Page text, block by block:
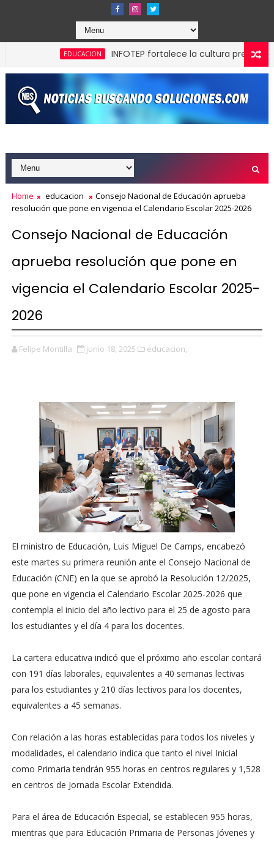
EDUCACION
INFOTEP fortalece la cultura preventiva y
crediticia AAA.do de Moody's Local RD con
Home educacion
Consejo Nacional de Educación aprueba
resolución que pone en vigencia el Calendario Escolar 2025-2026
Consejo Nacional de Educación
aprueba resolución que pone en
vigencia el Calendario Escolar 2025-
2026
Felipe Montilla junio 18, 2025 educacion,
El ministro de Educación, Luis Miguel De Camps, encabezó
este martes su primera reunión ante el Consejo Nacional de
Educación (CNE) en la que se aprobó la Resolución 12/2025,
que pone en vigencia el Calendario Escolar 2025-2026 que
contempla el inicio del año lectivo para el 25 de agosto para
los estudiantes y el día 4 para los docentes.
La cartera educativa indicó que el próximo año escolar contará
con 191 días laborales, equivalentes a 40 semanas lectivas
para los estudiantes y 210 días lectivos para los docentes,
equivalentes a 45 semanas.
Con relación a las horas establecidas para todos los niveles y
modalidades, el calendario indica que tanto el nivel Inicial
como Primaria tendrán 955 horas en centros regulares y 1,528
en centros de Jornada Escolar Extendida.
Para el área de Educación Especial, se establecen 955 horas,
mientras que para Educación Primaria de Personas Jóvenes y